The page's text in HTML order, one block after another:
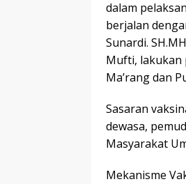
dalam
berjalan
Sunardi.
Mufti, lakukan
Ma’rang dan
Sasaran
dewasa,
Masyarakat
Mekanisme